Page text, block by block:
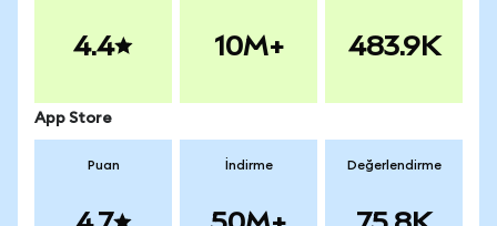
4.4 10M+ 483.9K
App Store
Puan İndirme Değerlendirme